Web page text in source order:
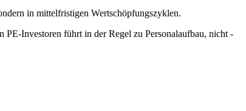
in mittelfristigen Wertschöpfungszyklen.
Investoren führt in der Regel zu Personalaufbau, nicht -